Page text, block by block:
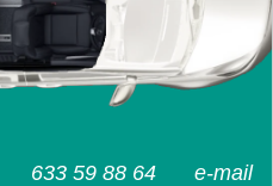
e-mail
633 59 88 64